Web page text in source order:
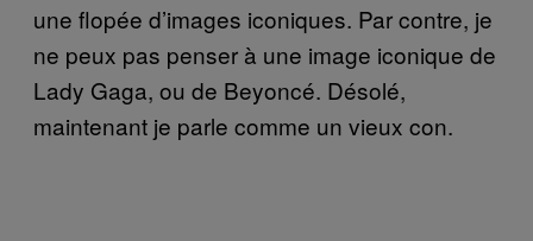
une flopée d’images iconiques. Par contre, je
ne peux pas penser à une image iconique de
Lady Gaga, ou de Beyoncé. Désolé,
maintenant je parle comme un vieux con.